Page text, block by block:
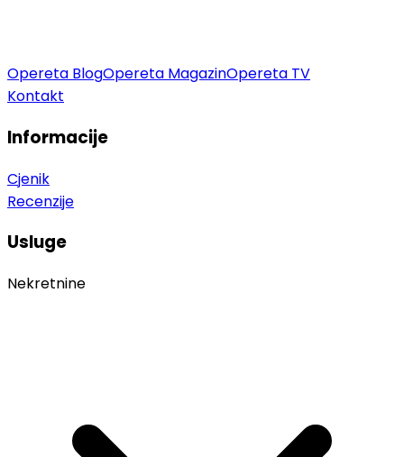
Opereta BlogOpereta MagazinOpereta TV
Kontakt
Informacije
Cjenik
Recenzije
Usluge
Nekretnine